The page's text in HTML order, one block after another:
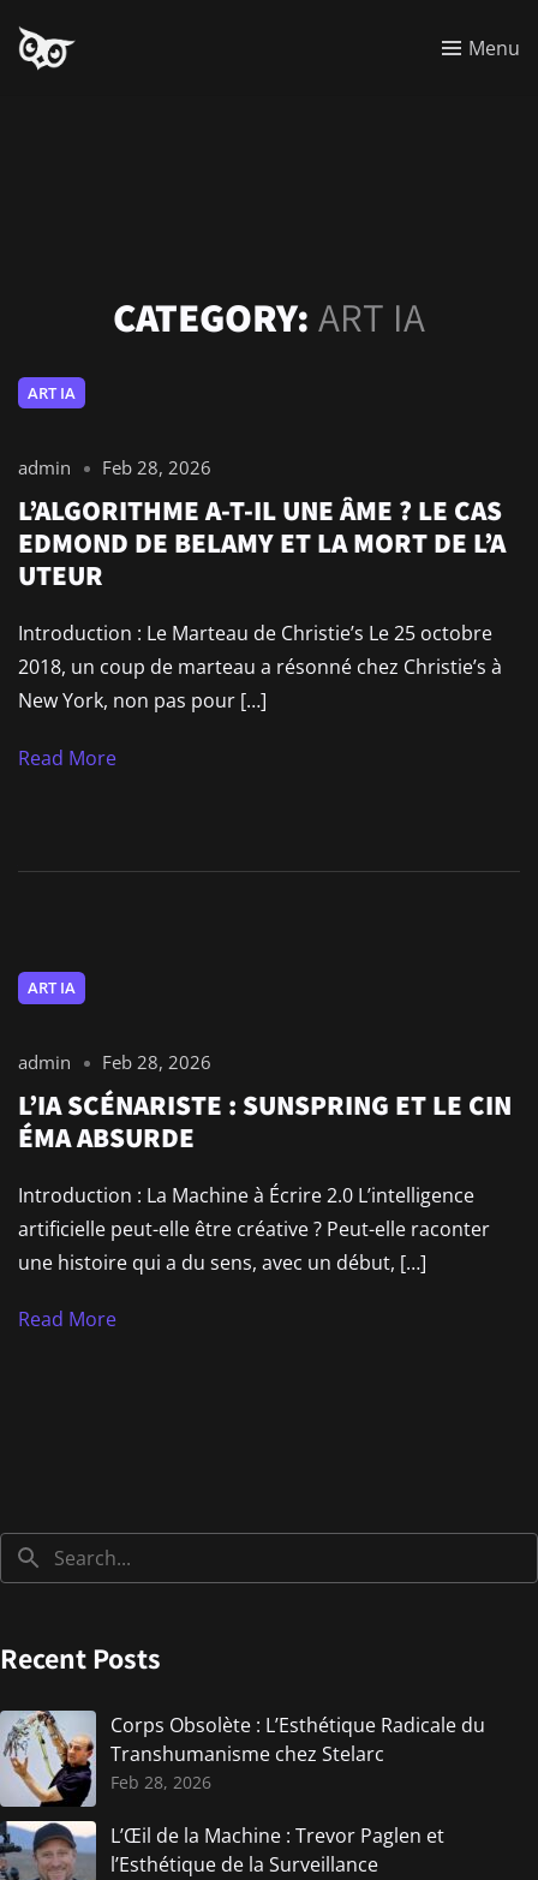
Menu
CATEGORY: ART IA
ART IA
admin Feb 28, 2026
L’ALGORITHME A-T-IL UNE ÂME ? LE CAS
EDMOND DE BELAMY ET LA MORT DE L’A
UTEUR
Introduction : Le Marteau de Christie’s Le 25 octobre
2018, un coup de marteau a résonné chez Christie’s à
New York, non pas pour […]
Read More
ART IA
admin Feb 28, 2026
L’IA SCÉNARISTE : SUNSPRING ET LE CIN
ÉMA ABSURDE
Introduction : La Machine à Écrire 2.0 L’intelligence
artificielle peut-elle être créative ? Peut-elle raconter
une histoire qui a du sens, avec un début, […]
Read More
Recent Posts
Corps Obsolète : L’Esthétique Radicale du
Transhumanisme chez Stelarc
Feb 28, 2026
L’Œil de la Machine : Trevor Paglen et
l’Esthétique de la Surveillance